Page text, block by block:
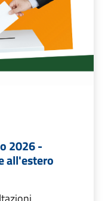
2026 -
all'estero